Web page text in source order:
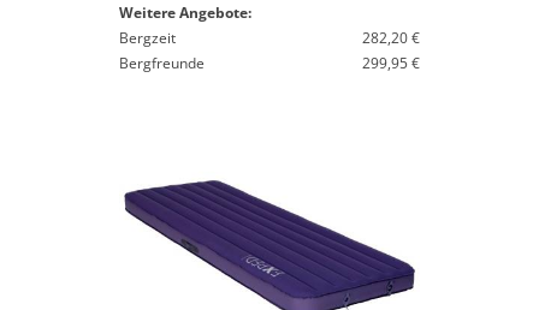
Weitere Angebote:
Bergzeit
282,20 €
Bergfreunde
299,95 €